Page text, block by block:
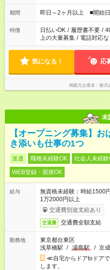
期間 即日～2ヶ月以上 ■開始日
特徴 日払いOK / 履歴書不要 /
上の大量募集 / 電話対応な
気になる！ 応
掲載元企業名 株式
未
【オープニング募集】
き添いも仕事の1つ
派遣 職種未経験OK 社会人未経験
WEB登録・面接OK
給与
無資格未経験：時給
1万2000円以上
交通費別途支給あり
交通費 交通費全額支給
勤務地
東京都台東区
浅草橋駅 / 湯島駅 / 京
≪自宅からドアtoドア
します。